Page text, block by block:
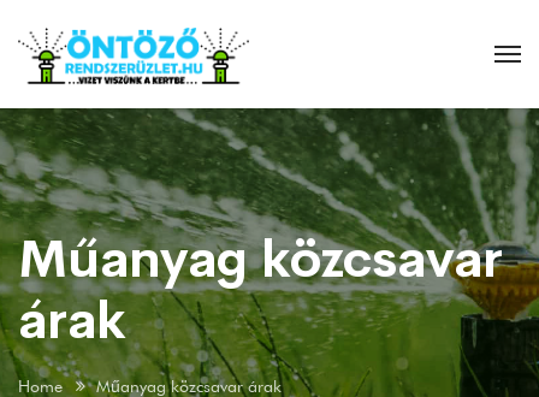
Műanyag közcsavar
árak
Home Műanyag közcsavar árak